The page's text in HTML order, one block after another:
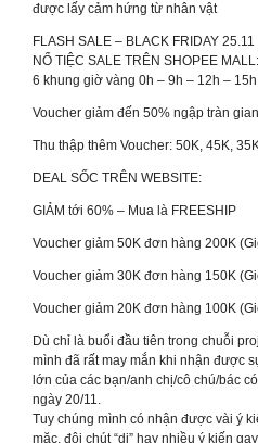
được lấy cảm hứng từ nhân vật
FLASH SALE – BLACK FRIDAY
NỔ TIỆC SALE TRÊN SHOPEE MALL:
6 khung giờ vàng 0h – 9h – 12h –
Voucher giảm đến 50% ngập tràn
Thu thập thêm Voucher: 50K, 45K,
DEAL SỐC TRÊN WEBSITE:
GIẢM tới 60% – Mua là FREESHIP
Voucher giảm 50K đơn hàng 200K
Voucher giảm 30K đơn hàng 150K
Voucher giảm 20K đơn hàng 100K
Dù chỉ là buổi đầu tiên trong chuỗi
mình đã rất may mắn khi nhận được
lớn của các bạn/anh chị/cô chú/bác
ngày 20/11.
Tuy chúng mình có nhận được vài ý
mặc, đôi chút “dị” hay nhiều ý kiến